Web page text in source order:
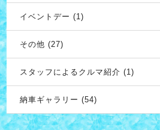
イベントデー (1)
その他 (27)
スタッフによるクルマ紹介 (1)
納車ギャラリー (54)